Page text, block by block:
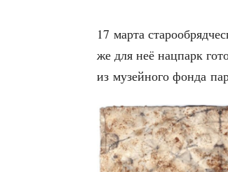
17 мар­та
же для неё нац­парк
из музей­но­го фон­да